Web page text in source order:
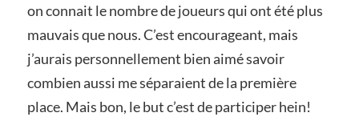
on connait le nombre de joueurs qui ont été plus
mauvais que nous. C’est encourageant, mais
j’aurais personnellement bien aimé savoir
combien aussi me séparaient de la première
place. Mais bon, le but c’est de participer hein!